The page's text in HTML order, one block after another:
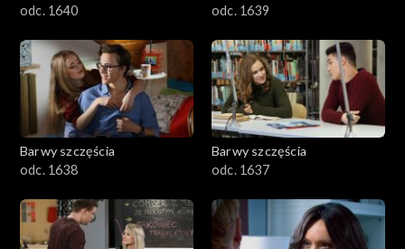
odc. 1640
odc. 1639
Barwy szczęścia
odc. 1638
Barwy szczęścia
odc. 1637